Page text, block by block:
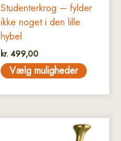
Studenterkrog – fylder
ikke noget i den lille
hybel
kr. 499,00
Vælg muligheder
varesiden